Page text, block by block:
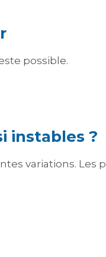
possible.
instables ?
variations. Les